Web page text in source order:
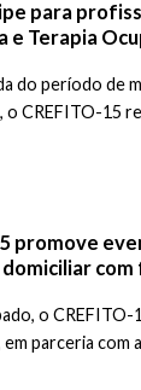
para
e Terapia
do período de
CREFITO-15
promove
o
parceria com a